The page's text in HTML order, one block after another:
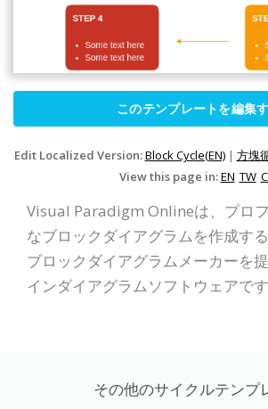
このテンプレートを編集
Edit Localized Version:Block Cycle(EN)| 方塊
View this page in:EN TW
Visual Paradigm Onlineは、プロ
なブロックダイアグラムを作成す
ブロックダイアグラムメーカーを
インダイアグラムソフトウェアです
その他のサイクルテンプ